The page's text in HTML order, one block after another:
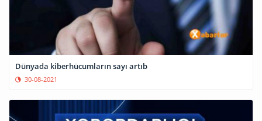
Dünyada kiberhücumların sayı artıb
30-08-2021